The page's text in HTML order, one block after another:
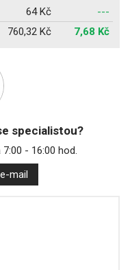
64 Kč
---
760,32 Kč 7,68 Kč
specialistou?
- 16:00 hod.
mail